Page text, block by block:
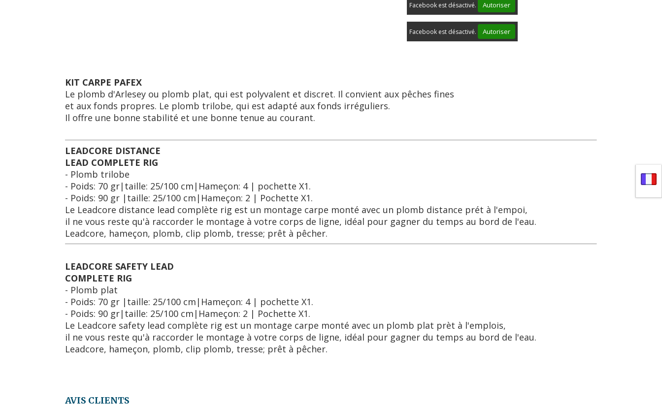
Facebook est désactivé. Autoriser
Facebook est désactivé. Autoriser
KIT CARPE PAFEX
Le plomb d'Arlesey ou plomb plat, qui est polyvalent et discret. Il convient aux pêches fines
et aux fonds propres. Le plomb trilobe, qui est adapté aux fonds irréguliers.
Il offre une bonne stabilité et une bonne tenue au courant.
LEADCORE DISTANCE
LEAD COMPLETE RIG
- Plomb trilobe
- Poids: 70 gr|taille: 25/100 cm|Hameçon: 4 | pochette X1.
- Poids: 90 gr |taille: 25/100 cm|Hameçon: 2 | Pochette X1.
Le Leadcore distance lead complète rig est un montage carpe monté avec un plomb distance prét à l'empoi,
il ne vous reste qu'à raccorder le montage à votre corps de ligne, idéal pour gagner du temps au bord de l'eau.
Leadcore, hameçon, plomb, clip plomb, tresse; prêt à pêcher.
LEADCORE SAFETY LEAD
COMPLETE RIG
- Plomb plat
- Poids: 70 gr |taille: 25/100 cm|Hameçon: 4 | pochette X1.
- Poids: 90 gr|taille: 25/100 cm|Hameçon: 2 | Pochette X1.
Le Leadcore safety lead complète rig est un montage carpe monté avec un plomb plat prèt à l'emplois,
il ne vous reste qu'à raccorder le montage à votre corps de ligne, idéal pour gagner du temps au bord de l'eau.
Leadcore, hameçon, plomb, clip plomb, tresse; prêt à pêcher.
AVIS CLIENTS